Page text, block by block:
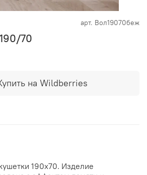
арт. Вол19070беж
70
на Wildberries
190х70. Изделие